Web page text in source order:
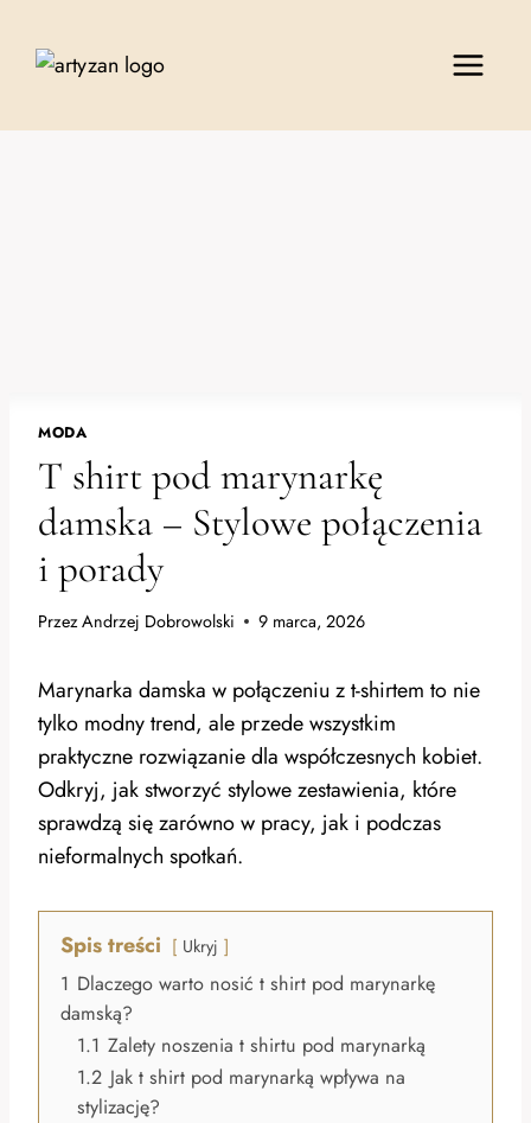
MODA
T shirt pod marynarkę
damska – Stylowe połączenia
i porady
PrzezAndrzej Dobrowolski 9 marca, 2026
Marynarka damska w połączeniu z t-shirtem to nie
tylko modny trend, ale przede wszystkim
praktyczne rozwiązanie dla współczesnych kobiet.
Odkryj, jak stworzyć stylowe zestawienia, które
sprawdzą się zarówno w pracy, jak i podczas
nieformalnych spotkań.
Spis treści Ukryj
1 Dlaczego warto nosić t shirt pod marynarkę
damską?
1.1 Zalety noszenia t shirtu pod marynarką
1.2 Jak t shirt pod marynarką wpływa na
stylizację?